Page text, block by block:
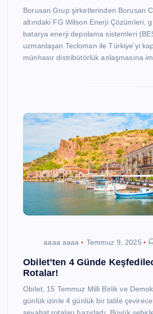
Borusan Grup şirketlerinden Borusan
altındaki FG Wilson Enerji Çözümleri,
batarya enerji depolama sistemleri
uzmanlaşan Tecloman ile Türkiye’yi
münhasır distribütörlük anlaşmasına
aaaa aaaa Temmuz 9, 2025
Obilet’ten 4 Günde
Rotalar!
Obilet, 15 Temmuz Milli Birlik ve
günlük izinle 4 günlük bir tatile